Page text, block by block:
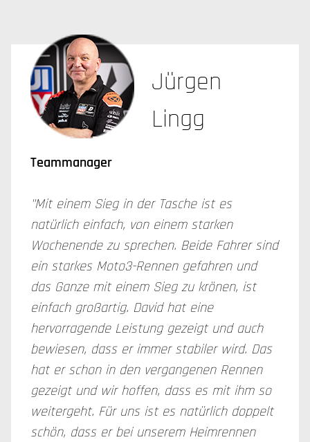
Jürgen
Lingg
Teammanager
"Mit einem Sieg in der Tasche ist es
natürlich einfach, von einem starken
Wochenende zu sprechen. Beide Fahrer sind
ein starkes Moto3-Rennen gefahren und
das Ganze mit einem Sieg zu krönen, ist
einfach großartig. David hat eine
hervorragende Leistung gezeigt und auch
bewiesen, dass er immer stabiler wird. Das
hat er schon in den vergangenen Rennen
gezeigt und wir hoffen, dass es mit ihm so
weitergeht. Für uns ist es natürlich doppelt
schön, dass er bei unserem Heimrennen